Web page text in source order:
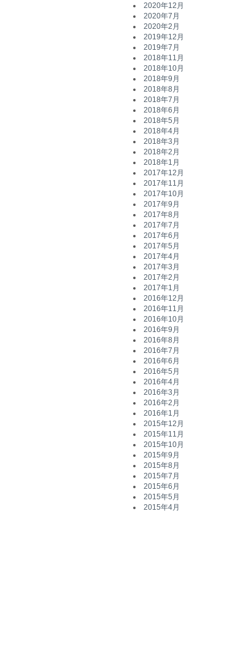
2020年12月
2020年7月
2020年2月
2019年12月
2019年7月
2018年11月
2018年10月
2018年9月
2018年8月
2018年7月
2018年6月
2018年5月
2018年4月
2018年3月
2018年2月
2018年1月
2017年12月
2017年11月
2017年10月
2017年9月
2017年8月
2017年7月
2017年6月
2017年5月
2017年4月
2017年3月
2017年2月
2017年1月
2016年12月
2016年11月
2016年10月
2016年9月
2016年8月
2016年7月
2016年6月
2016年5月
2016年4月
2016年3月
2016年2月
2016年1月
2015年12月
2015年11月
2015年10月
2015年9月
2015年8月
2015年7月
2015年6月
2015年5月
2015年4月